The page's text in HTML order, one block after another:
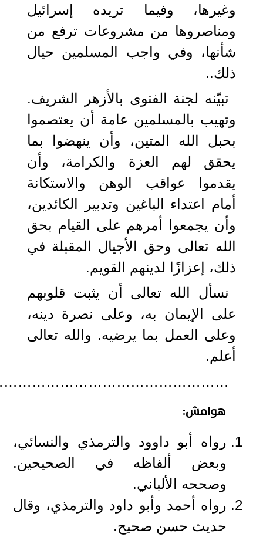
وغيرها، وفيما تريده إسرائيل
ومناصروها من مشروعات ترفع من
شأنها، وفي واجب المسلمين حيال
ذلك..
تبيّنه لجنة الفتوى بالأزهر الشريف.
وتهيب بالمسلمين عامة أن يعتصموا
بحبل الله المتين، وأن ينهضوا بما
يحقق لهم العزة والكرامة، وأن
يقدموا عواقب الوهن والاستكانة
أمام اعتداء الباغين وتدبير الكائدين،
وأن يجمعوا أمرهم على القيام بحق
الله تعالى وحق الأجيال المقبلة في
ذلك، إعزازًا لدينهم القويم.
نسأل الله تعالى أن يثبت قلوبهم
على الإيمان به، وعلى نصرة دينه،
وعلى العمل بما يرضيه. والله تعالى
أعلم.
هوامش:
رواه أبو داوود والترمذي والنسائي،
وبعض ألفاظه في الصحيحين.
وصححه الألباني.
رواه أحمد وأبو داود والترمذي، وقال
حديث حسن صحيح.